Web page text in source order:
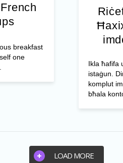
Ikla ħafifa
istaġun.
komplut
bħala
breakfast
one
LOAD MORE